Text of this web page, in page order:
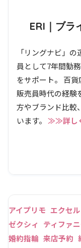
ERI｜ブラ
「リングナビ」
員として7年間勤
をサポート。 百貨
販売員時代の経験
方やブランド比較
います。 ≫≫詳し
アイプリモ エクセ
ゼクシィ
ティファ
婚約指輪 来店予約